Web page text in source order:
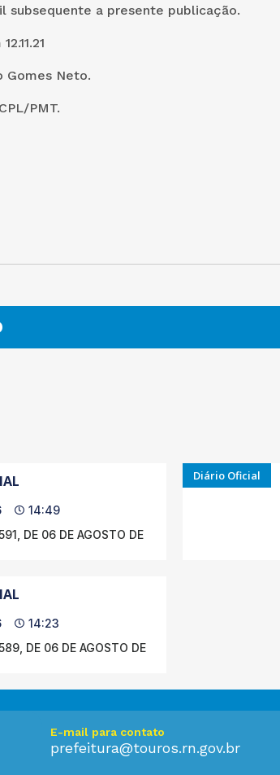
subsequente a presente publicação.
Gomes Neto.
PMT.
14:49
DE 06 DE AGOSTO DE
Diário Oficial
14:23
DE 06 DE AGOSTO DE
E-mail para contato
prefeitura@touros.rn.gov.br